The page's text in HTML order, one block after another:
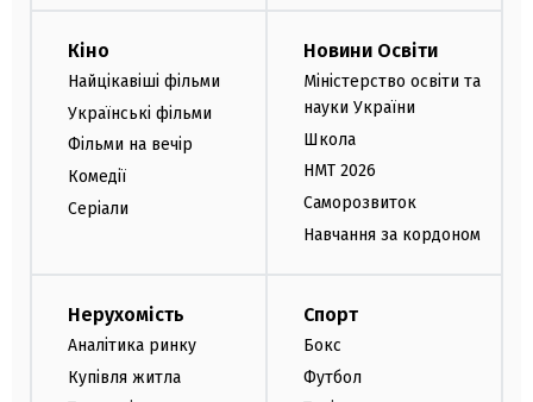
Кіно
Найцікавіші фільми
Українські фільми
Фільми на вечір
Комедії
Серіали
Новини Освіти
Міністерство освіти та
науки України
Школа
НМТ 2026
Саморозвиток
Навчання за кордоном
Нерухомість
Аналітика ринку
Купівля житла
Спорт
Бокс
Футбол